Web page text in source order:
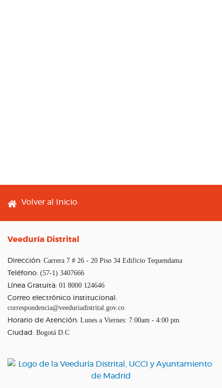
Footer menu
Volver al Inicio
Veeduría Distrital
Dirección: Carrera 7 # 26 - 20 Piso 34 Edificio Tequendama
Teléfono: (57-1) 3407666
Línea Gratuita: 01 8000 124646
Correo electrónico institucional:
correspondencia@veeduriadistrital.gov.co
Horario de Atención: Lunes a Viernes: 7:00am - 4:00 pm
Ciudad: Bogotá D.C